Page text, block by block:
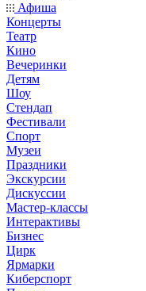
Афиша
Концерты
Театр
Кино
Вечеринки
Детям
Шоу
Стендап
Фестивали
Спорт
Музеи
Праздники
Экскурсии
Дискуссии
Мастер-классы
Интерактивы
Бизнес
Цирк
Ярмарки
Киберспорт